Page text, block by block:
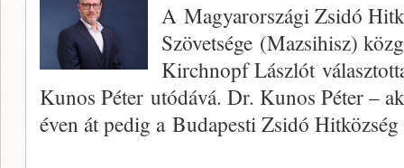
A Magyarországi Zsidó
Szövetsége (Mazsihisz)
Kirchnopf Lászlót
Kunos Péter utódává. Dr. Kunos Péter –
éven át pedig a Budapesti Zsidó